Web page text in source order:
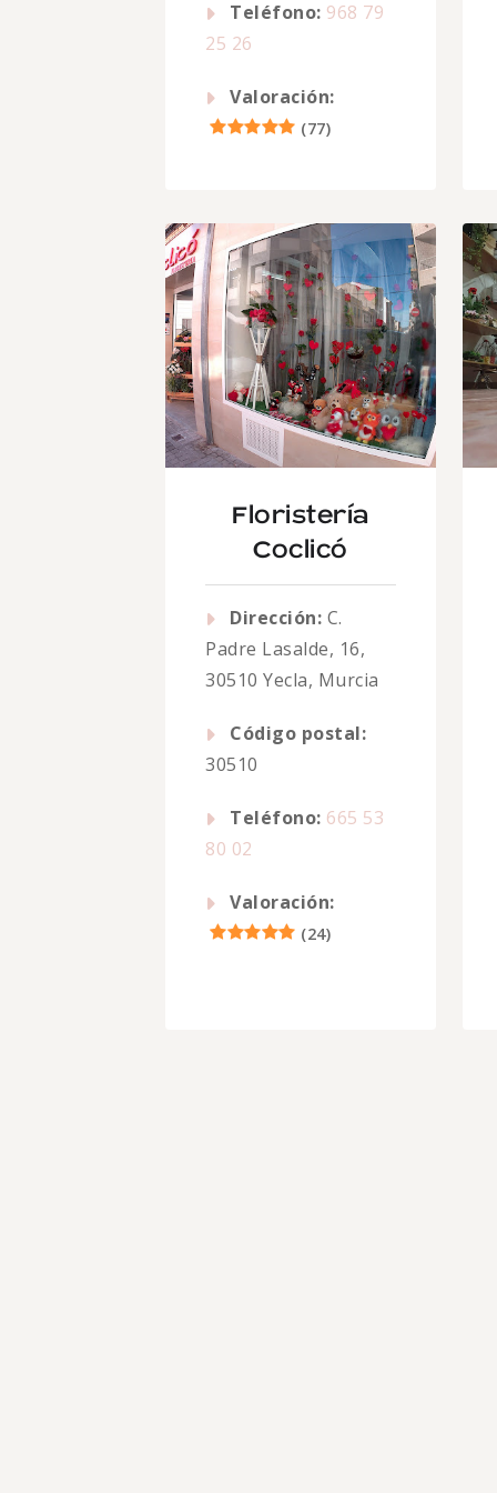
Teléfono: 968 79
25 26
Valoración:
(77)
Floristería
Coclicó
Dirección: C.
Padre Lasalde, 16,
30510 Yecla, Murcia
Código postal:
30510
Teléfono: 665 53
80 02
Valoración:
(24)